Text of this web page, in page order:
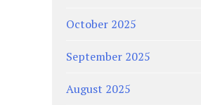
October 2025
September 2025
August 2025